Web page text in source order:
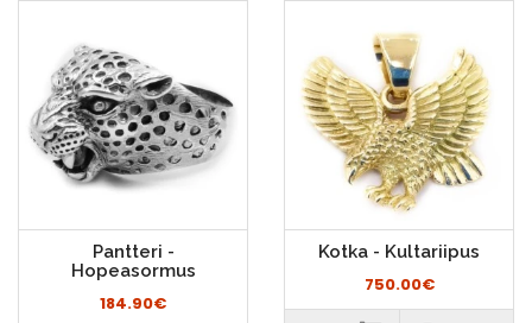
Pantteri -
Hopeasormus
184.90€
Kotka - Kultariipus
750.00€